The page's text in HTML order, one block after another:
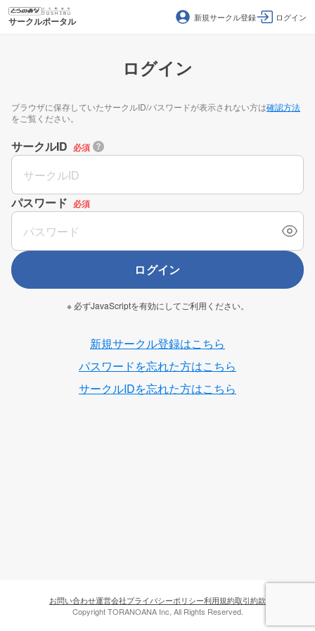
サークルポータル 新規サークル登録 ログイン
ログイン
ブラウザに保存していたサークルID/パスワードが表示されない方は確認方法
をご覧ください。
サークルID 必須
パスワード 必須
ログイン
※ 必ずJavaScriptを有効にしてご利用ください。
新規サークル登録はこちら
パスワードを忘れた方はこちら
サークルIDを忘れた方はこちら
お問い合わせ運営会社プライバシーポリシー利用規約取引約款
Copyright TORANOANA Inc, All Rights Reserved.